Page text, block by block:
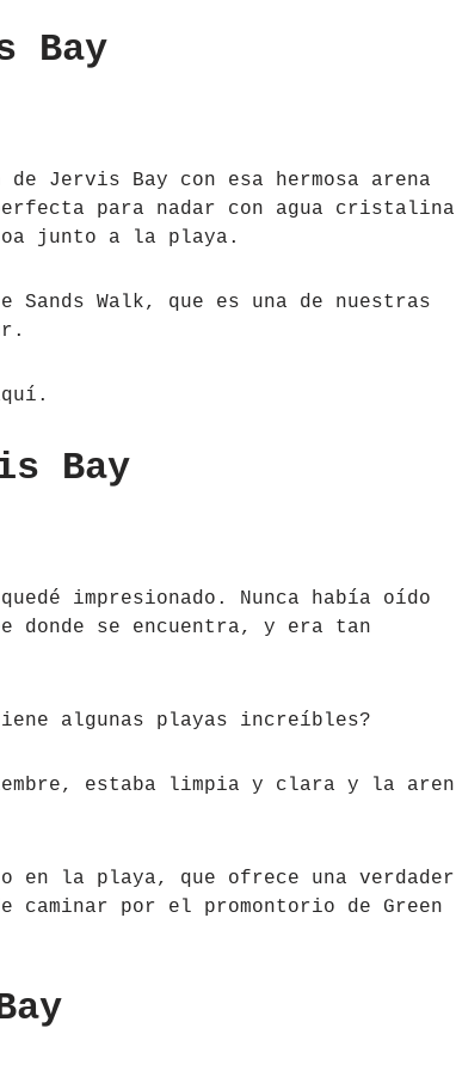
Bay
Jervis Bay con esa hermosa arena
para nadar con agua
junto a la playa.
Sands Walk, que es una de nuestras
Bay
impresionado. Nunca había oído
donde se encuentra, y era tan
algunas playas increíbles?
estaba limpia y clara y la
en la playa, que ofrece una
caminar por el promontorio de Green